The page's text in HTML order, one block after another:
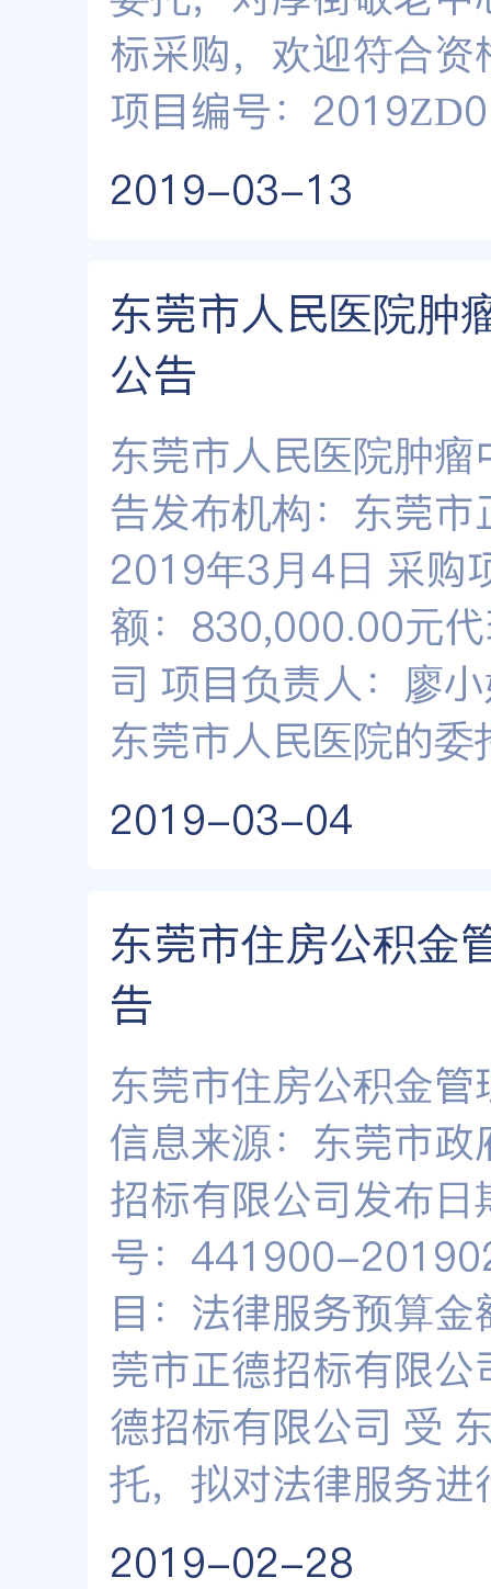
标采购，欢迎符合
项目编号：
2019-03-13
东莞市人民医院肿
公告
东莞市人民医院肿
告发布机构：东莞
2019年3月4日 采购
额：830,000.00元
司 项目负责人：廖
东莞市人民医院的委
2019-03-04
东莞市住房公积金
告
东莞市住房公积金
信息来源：东莞市
招标有限公司发布
号：441900-
目：法律服务预算
莞市正德招标有限
德招标有限公司 受
托，拟对法律服务
2019-02-28